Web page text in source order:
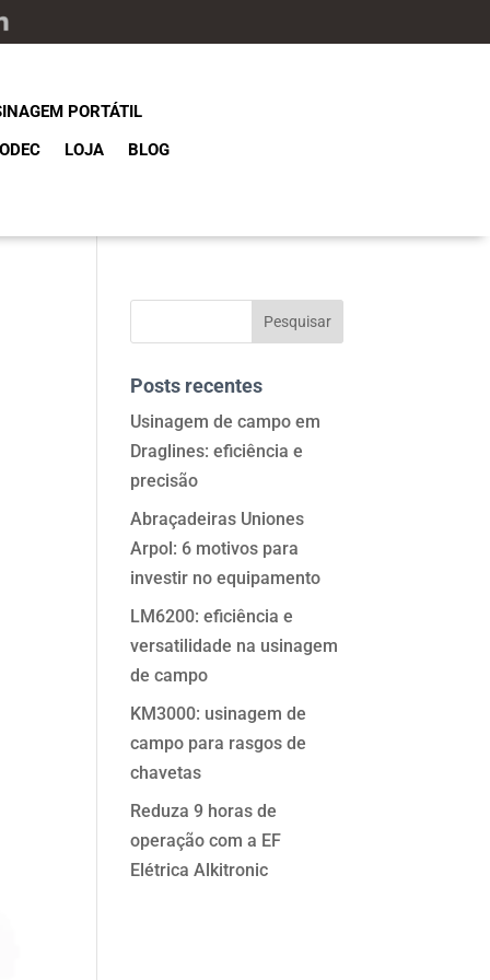
PORTÁTIL
LOJA BLOG
Posts recentes
Usinagem de campo em
Draglines: eficiência e
precisão
Abraçadeiras Uniones
Arpol: 6 motivos para
investir no equipamento
LM6200: eficiência e
versatilidade na usinagem
de campo
KM3000: usinagem de
campo para rasgos de
chavetas
Reduza 9 horas de
operação com a EF
Elétrica Alkitronic